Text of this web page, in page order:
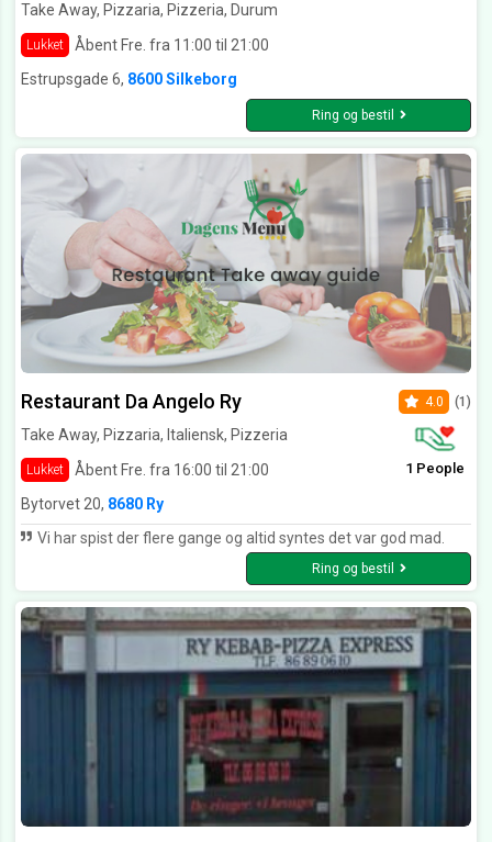
Take Away, Pizzaria, Pizzeria, Durum
Lukket Åbent Fre. fra 11:00 til 21:00
Estrupsgade 6, 8600 Silkeborg
Ring og bestil
Restaurant Da Angelo Ry
Take Away, Pizzaria, Italiensk, Pizzeria
Lukket Åbent Fre. fra 16:00 til 21:00
4.0 (1)
1 People
Bytorvet 20, 8680 Ry
Vi har spist der flere gange og altid syntes det var god mad.
Ring og bestil